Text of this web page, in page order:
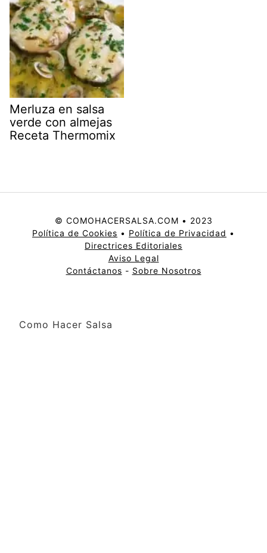
Merluza en salsa
verde con almejas
Receta Thermomix
© COMOHACERSALSA.COM • 2023
Política de Cookies • Política de Privacidad •
Directrices Editoriales
Aviso Legal
Contáctanos - Sobre Nosotros
Como Hacer Salsa